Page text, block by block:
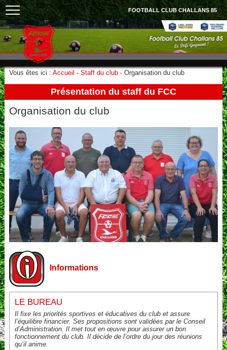
FOOTBALL CLUB CHALLANS 85
Vous êtes ici : Accueil - Staff du club- Organisation du club
Présentation du staff du FCC
Organisation du club
Informations
LE BUREAU
Il fixe les priorités sportives et éducatives du club et assure
l’équilibre financier. Ses propositions sont validées par le Conseil
d’Administration. Il met tout en œuvre pour assurer un bon
fonctionnement du club. Il décide de l’ordre du jour des réunions
qu’il anime.